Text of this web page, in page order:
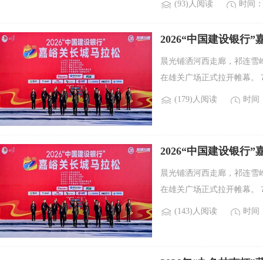
(93)人阅读 时间
2026“中国建设银行”
晨光铺洒河西走廊，祁连雪
在雄关广场正式拉开帷幕。
(179)人阅读 时间
2026“中国建设银行”
晨光铺洒河西走廊，祁连雪
在雄关广场正式拉开帷幕。
(143)人阅读 时间